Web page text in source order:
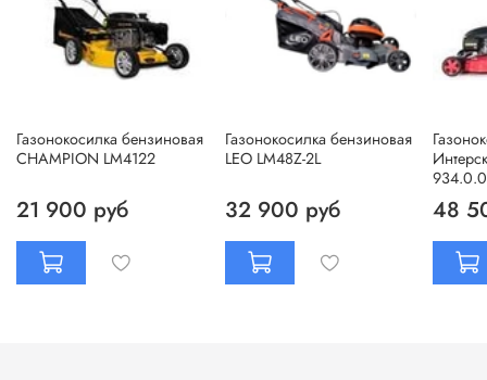
Газонокосилка бензиновая
CHAMPION LM4122
21 900 руб
Газонокосилка бензиновая
LEO LM48Z-2L
32 900 руб 48